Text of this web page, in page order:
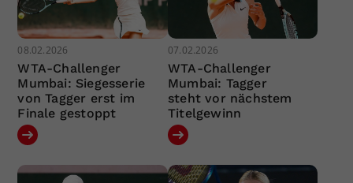
08.02.2026
WTA-Challenger
Mumbai: Siegesserie
von Tagger erst im
Finale gestoppt
07.02.2026
WTA-Challenger
Mumbai: Tagger
steht vor nächstem
Titelgewinn